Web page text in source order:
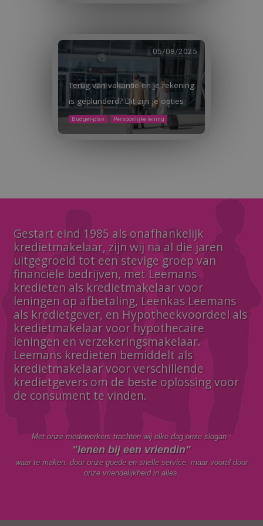
Terug van vakantie en je rekening
is geplunderd? Dit zijn je opties
05/08/2025
Budget-plan Persoonlijke lening
Gestart eind 1985 als onafhankelijk
kredietmakelaar, zijn wij na al die jaren
uitgegroeid tot een stevige groep van
financiële bedrijven, met Leemans
kredieten als kredietmakelaar voor
leningen op afbetaling, Leenkas Leemans
als kredietgever, en Hypotheekvoordeel als
kredietmakelaar voor hypothecaire
leningen en verzekeringsmakelaar.
Leemans kredieten bemiddelt als
kredietmakelaar voor verschillende
kredietgevers om de beste oplossing voor
de consument te vinden.
Met onze medewerkers trachten wij elke dag onze slogan :
"lenen bij een vriendin"
waar te maken, door onze goede en snelle service, maar vooral door
onze vriendelijkheid in alles.